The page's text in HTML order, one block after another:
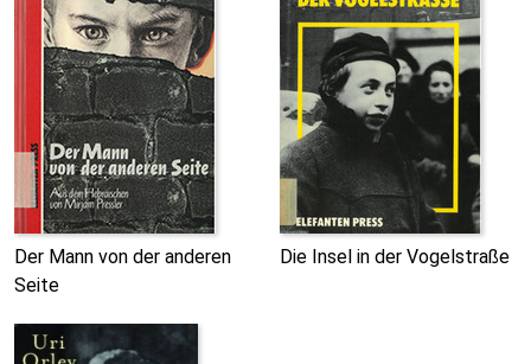
Der Mann von der anderen
Seite
Die Insel in der Vogelstraße